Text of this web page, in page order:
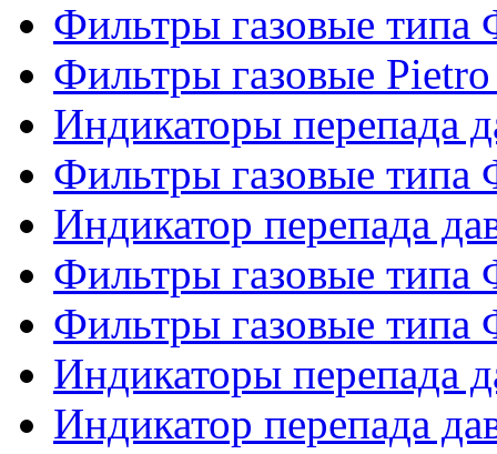
Фильтры газовые
Фильтры газовые
Индикаторы перепада
Фильтры газовые
Индикатор перепада
Фильтры газовые
Фильтры газовые типа
Индикаторы перепада
Индикатор перепада